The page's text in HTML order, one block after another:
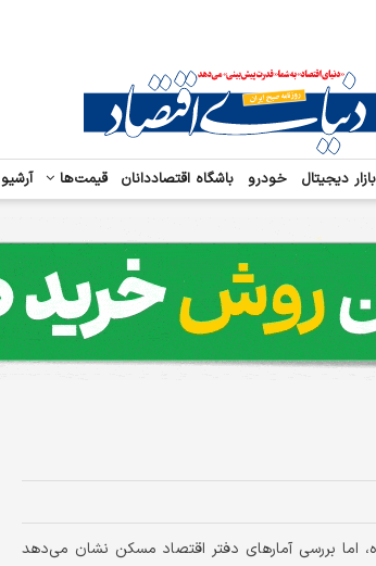
بازار دیجیتال خودرو باشگاه اقتصاددانان قیمت‌ها آرشیو
اما بررسی آمارهای دفتر اقتصاد مسکن نشان می‌دهد